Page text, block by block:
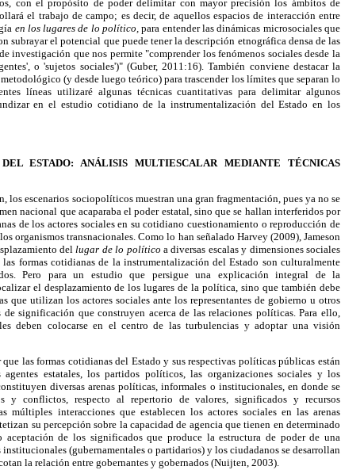
con el propósito de poder delimitar con mayor precisión los ámbitos de
el trabajo de campo; es decir, de aquellos espacios de interacción entre
en los lugares de lo político, para entender las dinámicas microsociales que
subrayar el potencial que puede tener la descripción etnográfica densa de las
investigación que nos permite "comprender los fenómenos sociales desde la
o 'sujetos sociales')" (Guber, 2011:16). También conviene destacar la
(y desde luego teórico) para trascender los límites que separan lo
líneas utilizaré algunas técnicas cuantitativas para delimitar algunos
en el estudio cotidiano de la instrumentalización del Estado en los
ESTADO: ANÁLISIS MULTIESCALAR MEDIANTE TÉCNICAS
escenarios sociopolíticos muestran una gran fragmentación, pues ya no se
nacional que acaparaba el poder estatal, sino que se hallan interferidos por
de los actores sociales en su cotidiano cuestionamiento o reproducción de
organismos transnacionales. Como lo han señalado Harvey (2009), Jameson
dellugar de lo político a diversas escalas y dimensiones sociales
formas cotidianas de la instrumentalización del Estado son culturalmente
Pero para un estudio que persigue una explicación integral de la
el desplazamiento de los lugares de la política, sino que también debe
que utilizan los actores sociales ante los representantes de gobierno u otros
significación que construyen acerca de las relaciones políticas. Para ello,
deben colocarse en el centro de las turbulencias y adoptar una visión
las formas cotidianas del Estado y sus respectivas políticas públicas están
estatales, los partidos políticos, las organizaciones sociales y los
diversas arenas políticas, informales o institucionales, en donde se
y conflictos, respecto al repertorio de valores, significados y recursos
múltiples interacciones que establecen los actores sociales en las arenas
su percepción sobre la capacidad de agencia que tienen en determinado
de los significados que produce la estructura de poder de una
(gubernamentales o partidarios) y los ciudadanos se desarrollan
la relación entre gobernantes y gobernados (Nuijten, 2003).